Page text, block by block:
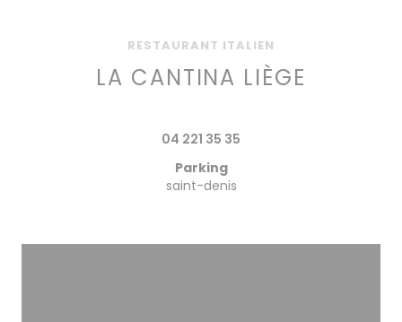
RESTAURANT ITALIEN
LA CANTINA LIÈGE
04 221 35 35
Parking
saint-denis